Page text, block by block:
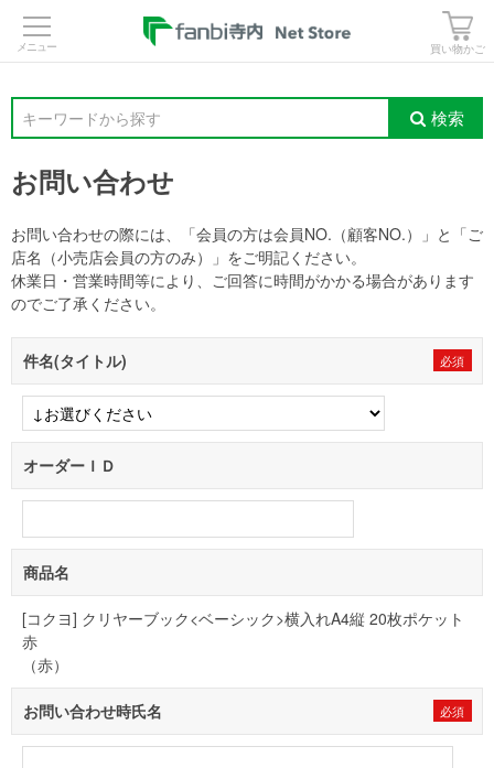
買い物かご
キーワードから探す 検索
お問い合わせ
お問い合わせの際には、「会員の方は会員NO.（顧客NO.）」と「ご
店名（小売店会員の方のみ）」をご明記ください。
休業日・営業時間等により、ご回答に時間がかかる場合があります
のでご了承ください。
件名(タイトル)
オーダーＩＤ
商品名
[コクヨ] クリヤーブック<ベーシック>横入れA4縦 20枚ポケット
赤
（赤）
お問い合わせ時氏名